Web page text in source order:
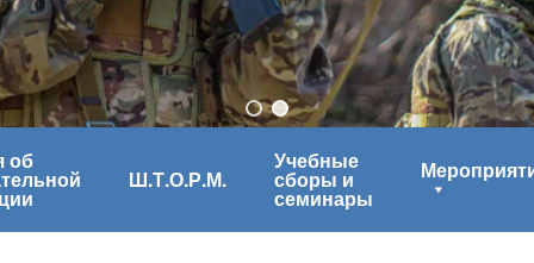
об
Ш.Т.О.Р.М.
Учебные
сборы и
семинары